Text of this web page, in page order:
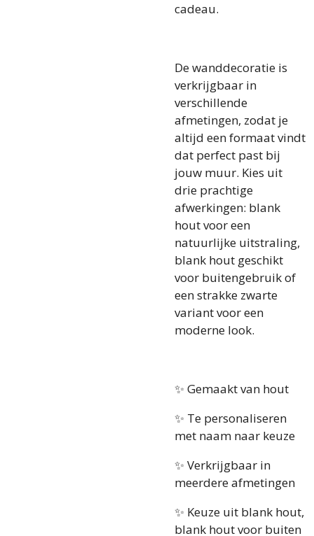
cadeau.
De wanddecoratie is
verkrijgbaar in
verschillende
afmetingen, zodat je
altijd een formaat vindt
dat perfect past bij
jouw muur. Kies uit
drie prachtige
afwerkingen: blank
hout voor een
natuurlijke uitstraling,
blank hout geschikt
voor buitengebruik of
een strakke zwarte
variant voor een
moderne look.
✨ Gemaakt van hout
✨ Te personaliseren
met naam naar keuze
✨ Verkrijgbaar in
meerdere afmetingen
✨ Keuze uit blank hout,
blank hout voor buiten